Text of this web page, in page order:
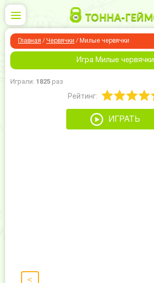
Главная / Червячки / Милые червячки
Игра Милые червячки
Играли: 1825 раз
Рейтинг:
ИГРАТЬ
<